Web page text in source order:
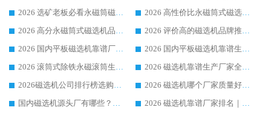
2026 选矿老板必看永磁筒磁选机推荐 行业头部品牌口碑设备选购全攻略
2026 高性价比永磁筒式磁选机品牌盘点 行业强者口碑实测选购完整指南
2026 高分永磁筒式磁选机品牌推荐 选矿设备强者对比测评采购避坑全攻略
2026 评价高的磁选机品牌推荐选购指南，永磁筒式磁选机设备领域强者全景行业口碑解析
2026 国内平板磁选机靠谱厂家排名 行业实测口碑设备按需选购全指南
2026 国内平板磁选机靠谱生产厂家推荐排名|行业口碑选购指南，领域强者按需选设备
2026 滚筒式除铁永磁滚筒生产厂家推荐排名|行业口碑选购指南，领域强者源头厂商精选
2026 磁选机靠谱生产厂家全梳理 分场景选型行业头部品牌选购参考攻略
2026磁选机公司排行榜选购指南|正规源头厂家推荐，领域强者高性价比靠谱信赖品牌
2026 磁选机哪个厂家质量好？十大靠谱磁电企业排名选购指南
国内磁选机源头厂有哪些？2026 综合实力排名与采购避坑技巧
2026 磁选机靠谱厂家排名｜华体会手机网页版-华体会(中国) 高性价比磁选机磁电品牌